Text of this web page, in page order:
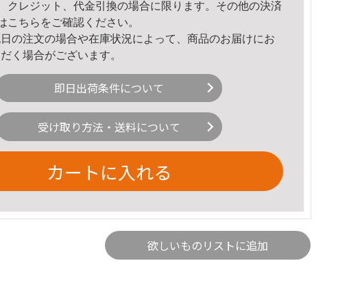
クレジット、代金引換の場合に限ります。その他の決済
こちら をご確認ください。
の注文の場合や在庫状況によって、商品のお届けにお
く場合がございます。
即日出荷条件について
受け取り方法・送料について
カートに入れる
欲しいものリストに追加